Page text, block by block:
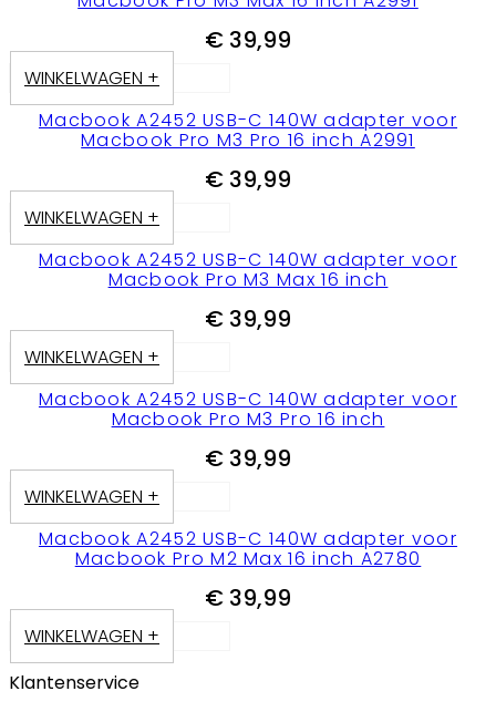
€ 39,99
WINKELWAGEN +
Macbook A2452 USB-C 140W adapter voor
Macbook Pro M3 Pro 16 inch A2991
€ 39,99
WINKELWAGEN +
Macbook A2452 USB-C 140W adapter voor
Macbook Pro M3 Max 16 inch
€ 39,99
WINKELWAGEN +
Macbook A2452 USB-C 140W adapter voor
Macbook Pro M3 Pro 16 inch
€ 39,99
WINKELWAGEN +
Macbook A2452 USB-C 140W adapter voor
Macbook Pro M2 Max 16 inch A2780
€ 39,99
WINKELWAGEN +
Klantenservice